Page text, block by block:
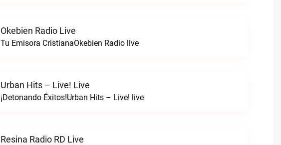
Okebien Radio Live
Tu Emisora CristianaOkebien Radio live
Urban Hits – Live! Live
¡Detonando Éxitos!Urban Hits – Live! live
Resina Radio RD Live